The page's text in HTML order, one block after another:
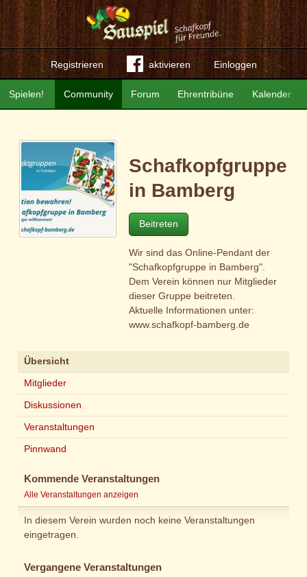
Registrieren aktivieren Einloggen
Community Forum Ehrentribüne Kalender
Spielen!
Schafkopfgruppe
in Bamberg
Beitreten
Wir sind das Online-Pendant der
"Schafkopfgruppe in Bamberg".
Dem Verein können nur Mitglieder
dieser Gruppe beitreten.
Aktuelle Informationen unter:
www.schafkopf-bamberg.de
Übersicht
Mitglieder
Diskussionen
Veranstaltungen
Pinnwand
Kommende Veranstaltungen
Alle Veranstaltungen anzeigen
In diesem Verein wurden noch keine Veranstaltungen
eingetragen.
Vergangene Veranstaltungen